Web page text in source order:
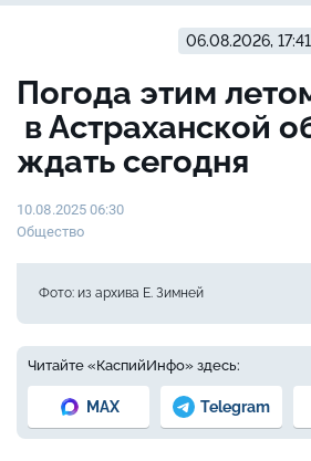
06.08.2026, 17:41
Погода этим
в Астраханской
ждать сегодня
10.08.2025 06:30
Общество
Фото: из архива Е. Зимней
Читайте «КаспийИнфо» здесь:
MAX Telegram